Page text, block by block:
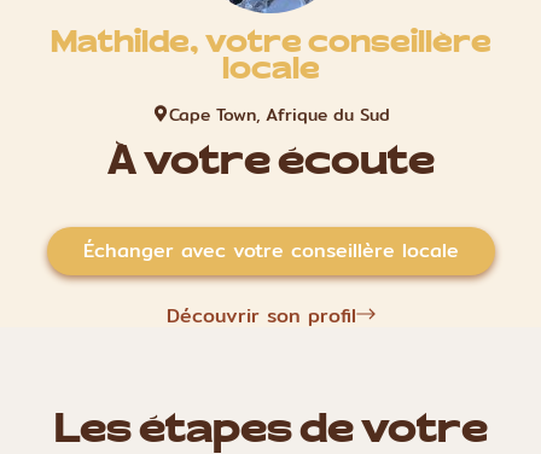
Mathilde, votre conseillère
locale
Cape Town, Afrique du Sud
À votre écoute
Échanger avec votre conseillère locale
Découvrir son profil
Les étapes de votre